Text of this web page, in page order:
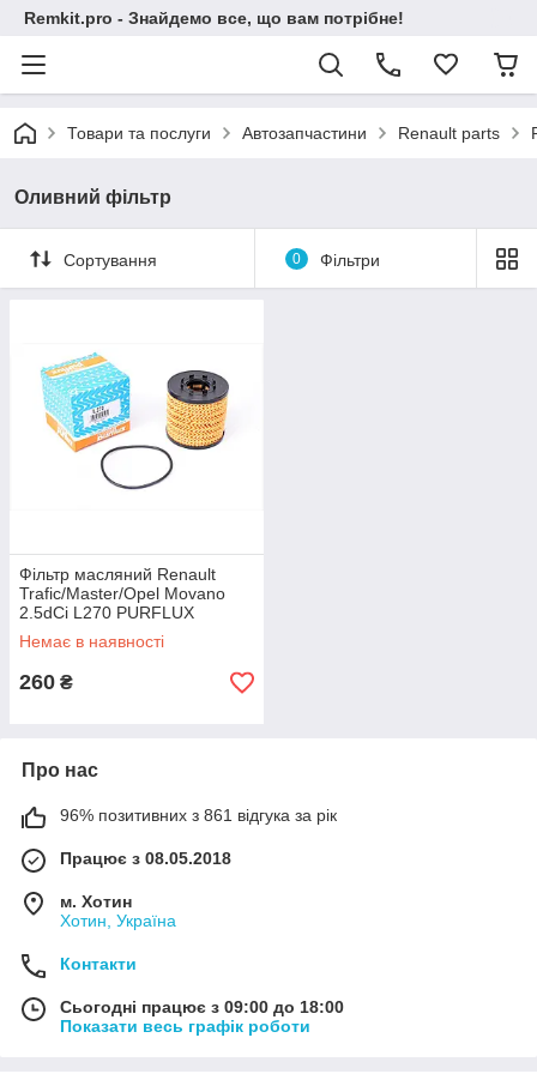
Remkit.pro - Знайдемо все, що вам потрібне!
Товари та послуги Автозапчастини Renault parts
Оливний фільтр
Сортування 0 Фільтри
Фільтр масляний Renault
Trafic/Master/Opel Movano
2.5dCi L270 PURFLUX
Немає в наявності
260 ₴
Про нас
96% позитивних з 861 відгука за рік
Працює з 08.05.2018
м. Хотин
Хотин, Україна
Контакти
Сьогодні працює з 09:00 до 18:00
Показати весь графік роботи